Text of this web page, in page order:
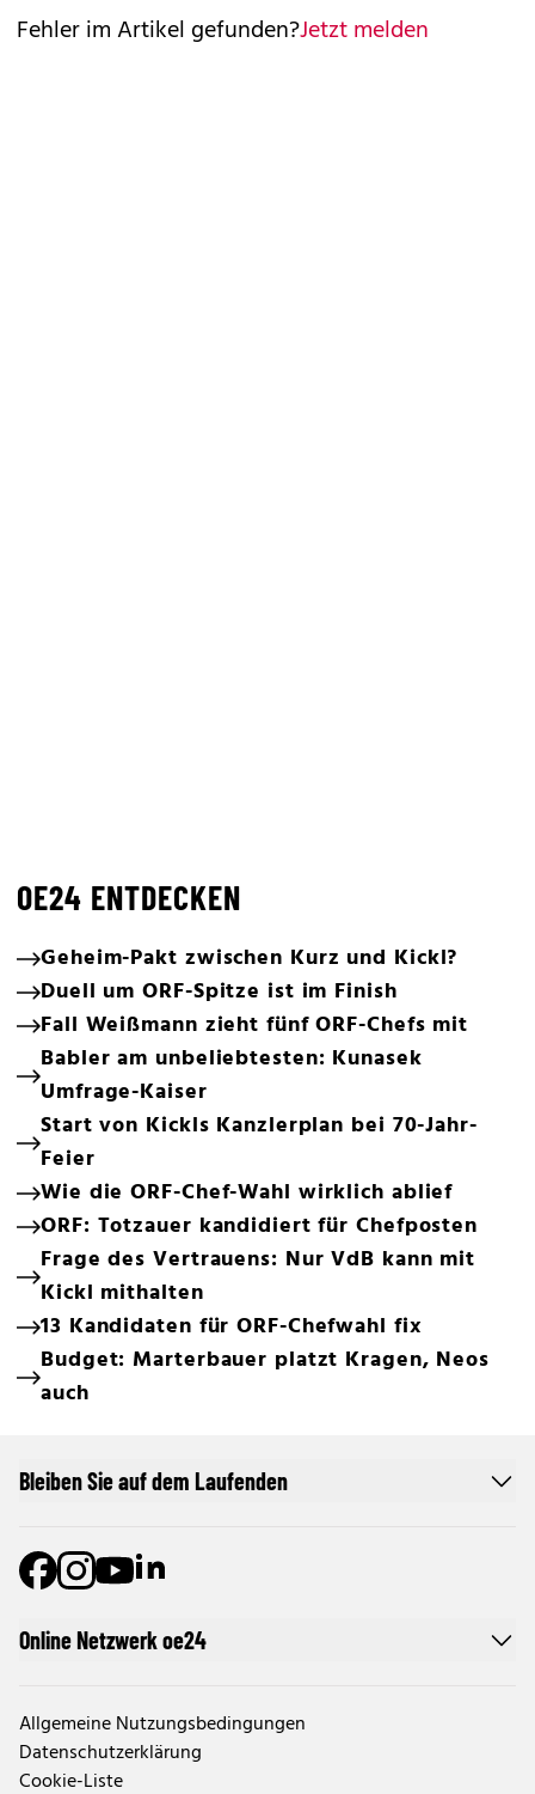
Fehler im Artikel gefunden?Jetzt melden
OE24 ENTDECKEN
Geheim-Pakt zwischen Kurz und Kickl?
Duell um ORF-Spitze ist im Finish
Fall Weißmann zieht fünf ORF-Chefs mit
Babler am unbeliebtesten: Kunasek
Umfrage-Kaiser
Start von Kickls Kanzlerplan bei 70-Jahr-
Feier
Wie die ORF-Chef-Wahl wirklich ablief
ORF: Totzauer kandidiert für Chefposten
Frage des Vertrauens: Nur VdB kann mit
Kickl mithalten
13 Kandidaten für ORF-Chefwahl fix
Budget: Marterbauer platzt Kragen, Neos
auch
Online Netzwerk oe24
Allgemeine Nutzungsbedingungen
Datenschutzerklärung
Cookie-Liste
Bleiben Sie auf dem Laufenden